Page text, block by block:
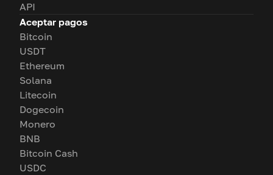
API
Aceptar pagos
Bitcoin
USDT
Ethereum
Solana
Litecoin
Dogecoin
Monero
BNB
Bitcoin Cash
USDC